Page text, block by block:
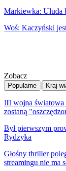
Markiewka: Ułuda
Woś: Kaczyński
Zobacz
Popularne | Kraj
III wojna światowa
zostaną
Był pierwszym
Rydzyka
Głośny thriller
streamingu nie ma